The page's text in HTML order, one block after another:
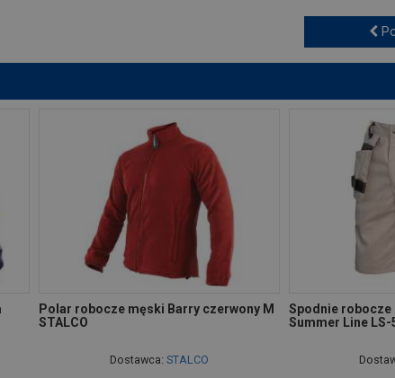
Polar robocze męski Barry czerwony M
STALCO
Dostawca: STALCO
Spodnie
Summer Line LS-